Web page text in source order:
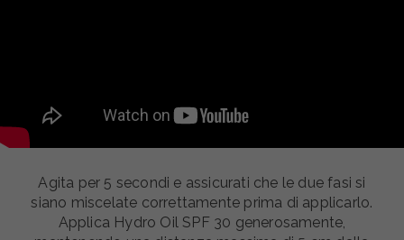
Agita per 5 secondi e assicurati che le due fasi si
siano miscelate correttamente prima di applicarlo.
Applica Hydro Oil SPF 30 generosamente,